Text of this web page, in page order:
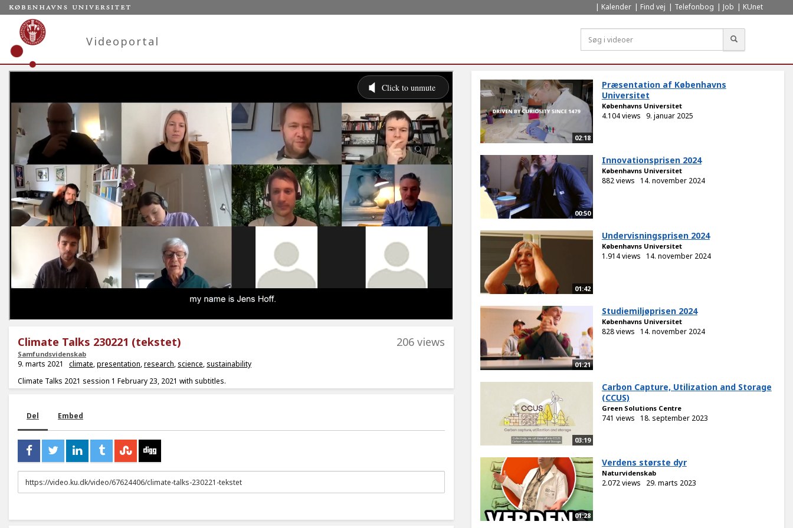
Kalender Find vej Telefonbog Job KUnet
Videoportal
Climate Talks 230221 (tekstet)
Samfundsvidenskab
206 views
9. marts 2021 climate,presentation,research, science, sustainability
Climate Talks 2021 session 1 February 23, 2021 with subtitles.
Del Embed
URL
to
02:18
Præsentation af Københavns
Universitet
Københavns Universitet
4.104 views 9. januar 2025
00:50
Innovationsprisen 2024
Københavns Universitet
882 views 14. november 2024
01:42
Undervisningsprisen 2024
Københavns Universitet
1.914 views 14. november 2024
01:21
Studiemiljøprisen 2024
Københavns Universitet
828 views 14. november 2024
03:19
Carbon Capture, Utilization and Storage
(CCUS)
Green Solutions Centre
741 views 18. september 2023
01:28
Verdens største dyr
Naturvidenskab
2.072 views 29. marts 2023